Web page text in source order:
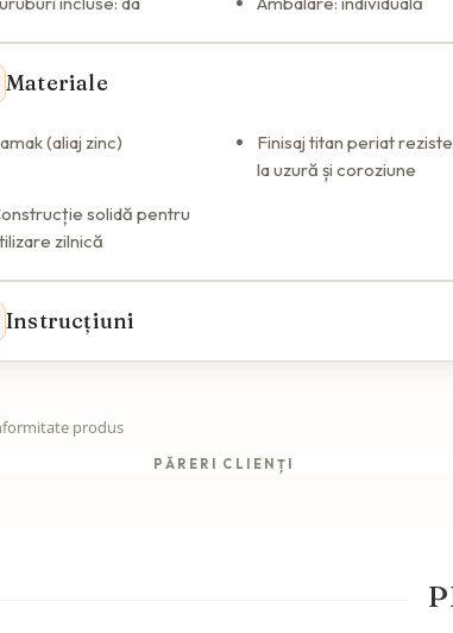
Materiale
(aliaj zinc)
Finisaj titan periat
la uzură și coroziune
solidă pentru
zilnică
Instrucțiuni
produs
PĂRERI CLIENȚI